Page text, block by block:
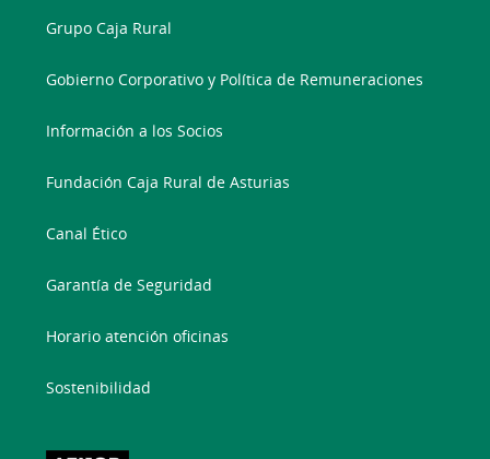
Grupo Caja Rural
Gobierno Corporativo y Política de Remuneraciones
Información a los Socios
Fundación Caja Rural de Asturias
Canal Ético
Garantía de Seguridad
Horario atención oficinas
Sostenibilidad